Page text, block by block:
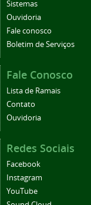
Sistemas
Ouvidoria
Fale conosco
Boletim de Serviços
Fale Conosco
Lista de Ramais
Contato
Ouvidoria
Redes Sociais
Facebook
Instagram
YouTube